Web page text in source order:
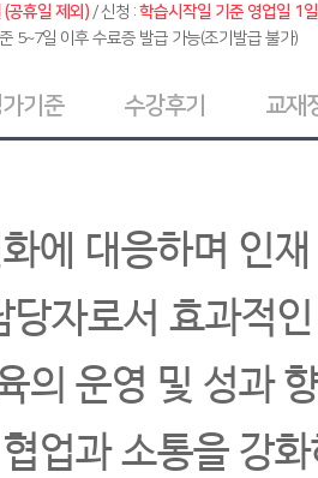
(공휴일 제외) / 신청 :학습시작일 기준 영업일 1
5~7일 이후 수료증 발급 가능(조기발급 불가)
기준 수강후기 교재
에 대응하며 인
자로서 효과적
의 운영 및 성과
업과 소통을 강